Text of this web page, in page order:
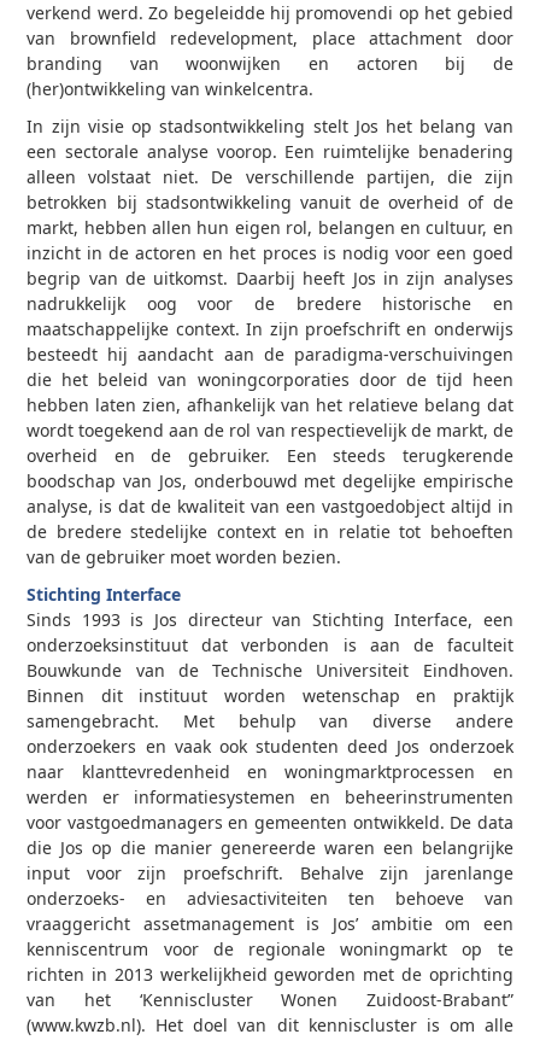
verkend werd. Zo begeleidde hij promovendi op het gebied
van brownfield redevelopment, place attachment door
branding van woonwijken en actoren bij de
(her)ontwikkeling van winkelcentra.
In zijn visie op stadsontwikkeling stelt Jos het belang van
een sectorale analyse voorop. Een ruimtelijke benadering
alleen volstaat niet. De verschillende partijen, die zijn
betrokken bij stadsontwikkeling vanuit de overheid of de
markt, hebben allen hun eigen rol, belangen en cultuur, en
inzicht in de actoren en het proces is nodig voor een goed
begrip van de uitkomst. Daarbij heeft Jos in zijn analyses
nadrukkelijk oog voor de bredere historische en
maatschappelijke context. In zijn proefschrift en onderwijs
besteedt hij aandacht aan de paradigma-verschuivingen
die het beleid van woningcorporaties door de tijd heen
hebben laten zien, afhankelijk van het relatieve belang dat
wordt toegekend aan de rol van respectievelijk de markt, de
overheid en de gebruiker. Een steeds terugkerende
boodschap van Jos, onderbouwd met degelijke empirische
analyse, is dat de kwaliteit van een vastgoedobject altijd in
de bredere stedelijke context en in relatie tot behoeften
van de gebruiker moet worden bezien.
Stichting Interface
Sinds 1993 is Jos directeur van Stichting Interface, een
onderzoeksinstituut dat verbonden is aan de faculteit
Bouwkunde van de Technische Universiteit Eindhoven.
Binnen dit instituut worden wetenschap en praktijk
samengebracht. Met behulp van diverse andere
onderzoekers en vaak ook studenten deed Jos onderzoek
naar klanttevredenheid en woningmarktprocessen en
werden er informatiesystemen en beheerinstrumenten
voor vastgoedmanagers en gemeenten ontwikkeld. De data
die Jos op die manier genereerde waren een belangrijke
input voor zijn proefschrift. Behalve zijn jarenlange
onderzoeks- en adviesactiviteiten ten behoeve van
vraaggericht assetmanagement is Jos’ ambitie om een
kenniscentrum voor de regionale woningmarkt op te
richten in 2013 werkelijkheid geworden met de oprichting
van het ‘Kenniscluster Wonen Zuidoost-Brabant”
(www.kwzb.nl). Het doel van dit kenniscluster is om alle